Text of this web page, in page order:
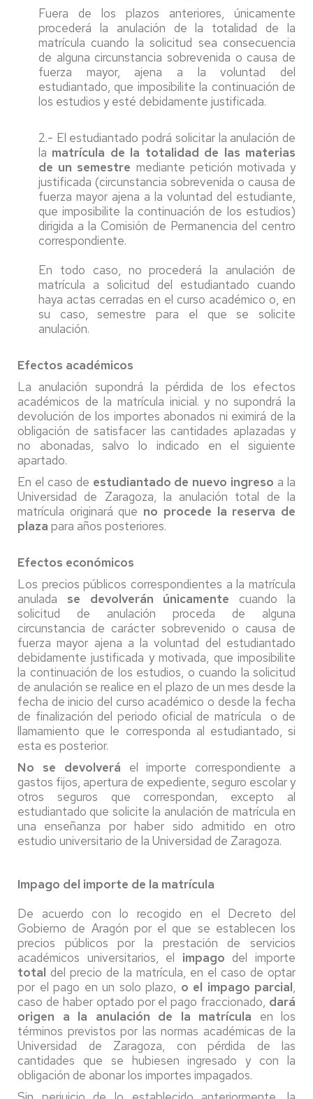
Fuera de los plazos anteriores, únicamente
procederá la anulación de la totalidad de la
matrícula cuando la solicitud sea consecuencia
de alguna circunstancia sobrevenida o causa de
fuerza mayor, ajena a la voluntad del
estudiantado, que imposibilite la continuación de
los estudios y esté debidamente justificada.
2.- El estudiantado podrá solicitar la anulación de
la matrícula de la totalidad de las materias
de un semestre mediante petición motivada y
justificada (circunstancia sobrevenida o causa de
fuerza mayor ajena a la voluntad del estudiante,
que imposibilite la continuación de los estudios)
dirigida a la Comisión de Permanencia del centro
correspondiente.
En todo caso, no procederá la anulación de
matrícula a solicitud del estudiantado cuando
haya actas cerradas en el curso académico o, en
su caso, semestre para el que se solicite
anulación.
Efectos académicos
La anulación supondrá la pérdida de los efectos
académicos de la matrícula inicial. y no supondrá la
devolución de los importes abonados ni eximirá de la
obligación de satisfacer las cantidades aplazadas y
no abonadas, salvo lo indicado en el siguiente
apartado.
En el caso de estudiantado de nuevo ingreso a la
Universidad de Zaragoza, la anulación total de la
matrícula originará que no procede la reserva de
plaza para años posteriores.
Efectos económicos
Los precios públicos correspondientes a la matrícula
anulada se devolverán únicamentecuando la
solicitud de anulación proceda de alguna
circunstancia de carácter sobrevenido o causa de
fuerza mayor ajena a la voluntad del estudiantado
debidamente justificada y motivada, que imposibilite
la continuación de los estudios, o cuando la solicitud
de anulación se realice en el plazo de un mes desde la
fecha de inicio del curso académico o desde la fecha
de finalización del periodo oficial de matrícula o de
llamamiento que le corresponda al estudiantado, si
esta es posterior.
No se devolverá el importe correspondiente a
gastos fijos, apertura de expediente, seguro escolar y
otros seguros que correspondan, excepto al
estudiantado que solicite la anulación de matrícula en
una enseñanza por haber sido admitido en otro
estudio universitario de la Universidad de Zaragoza.
Impago del importe de la matrícula
De acuerdo con lo recogido en el Decreto del
Gobierno de Aragón por el que se establecen los
precios públicos por la prestación de servicios
académicos universitarios, el impagodel importe
total del precio de la matrícula, en el caso de optar
por el pago en un solo plazo, o el impago parcial,
caso de haber optado por el pago fraccionado, dará
origen a la anulación de la matrícula en los
términos previstos por las normas académicas de la
Universidad de Zaragoza, con pérdida de las
cantidades que se hubiesen ingresado y con la
obligación de abonar los importes impagados.